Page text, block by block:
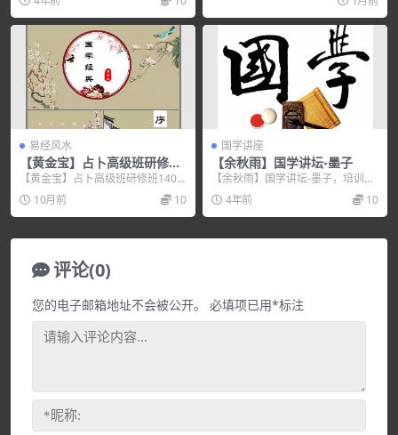
教程下载，百度网盘资...
易经风水
【黄金宝】占卜高级班研修班
140集+讲义
【黄金宝】占卜高级班研修班140
集+讲义，培训讲座视频，培训课程
视频教程下载，百...
10月前 10
国学讲座
【余秋雨】国学讲坛-墨子
【余秋雨】国学讲坛-墨子，培训讲
座视频，培训课程视频教程下载，
百度网盘资源分享下...
4年前 10
评论(0)
您的电子邮箱地址不会被公开。 必填项已用*标注